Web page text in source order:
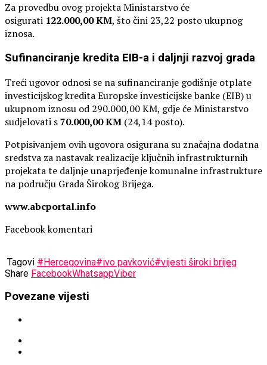
Za provedbu ovog projekta Ministarstvo će
osigurati 122.000,00 KM, što čini 23,22 posto ukupnog
iznosa.
Sufinanciranje kredita EIB-a i daljnji razvoj grada
Treći ugovor odnosi se na sufinanciranje godišnje otplate
investicijskog kredita Europske investicijske banke (EIB) u
ukupnom iznosu od 290.000,00 KM, gdje će Ministarstvo
sudjelovati s70.000,00 KM (24,14 posto).
Potpisivanjem ovih ugovora osigurana su značajna dodatna
sredstva za nastavak realizacije ključnih infrastrukturnih
projekata te daljnje unaprjeđenje komunalne infrastrukture
na području Grada Širokog Brijega.
www.abcportal.info
Facebook komentari
Tagovi #Hercegovina#ivo pavković#vijesti široki brijeg
Share FacebookWhatsappViber
Povezane vijesti